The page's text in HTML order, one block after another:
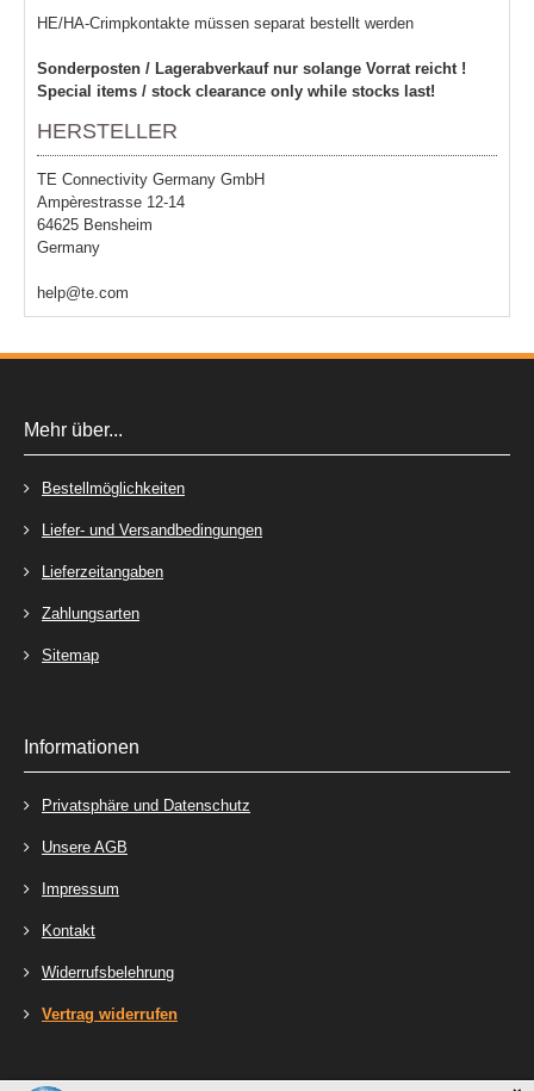
HE/HA-Crimpkontakte müssen separat bestellt werden
Sonderposten / Lagerabverkauf nur solange Vorrat reicht !
Special items / stock clearance only while stocks last!
HERSTELLER
TE Connectivity Germany GmbH
Ampèrestrasse 12-14
64625 Bensheim
Germany
help@te.com
Mehr über...
Bestellmöglichkeiten
Liefer- und Versandbedingungen
Lieferzeitangaben
Zahlungsarten
Sitemap
Informationen
Privatsphäre und Datenschutz
Unsere AGB
Impressum
Kontakt
Widerrufsbelehrung
Vertrag widerrufen